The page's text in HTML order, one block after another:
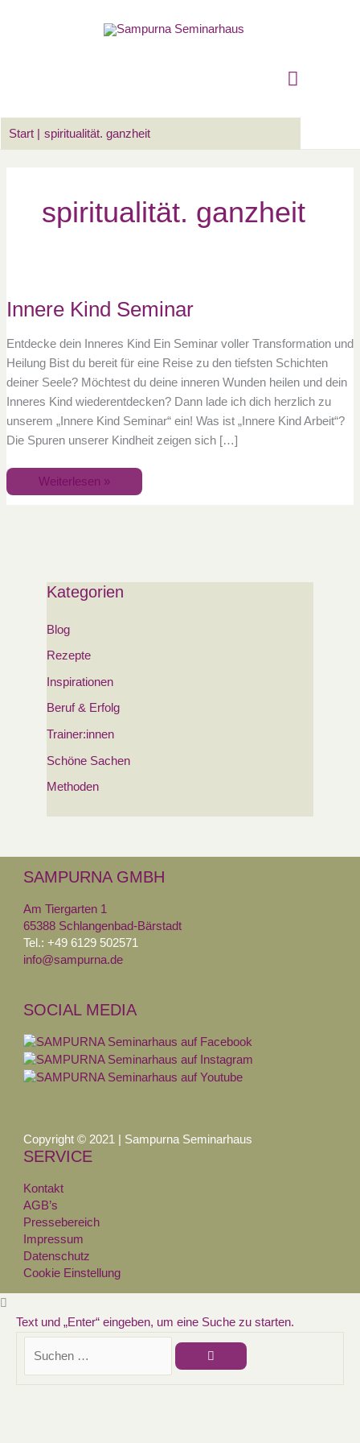
Start spiritualität. ganzheit
spiritualität. ganzheit
Innere Kind Seminar
Entdecke dein Inneres Kind Ein Seminar voller Transformation und
Heilung Bist du bereit für eine Reise zu den tiefsten Schichten
deiner Seele? Möchtest du deine inneren Wunden heilen und dein
Inneres Kind wiederentdecken? Dann lade ich dich herzlich zu
unserem „Innere Kind Seminar“ ein! Was ist „Innere Kind Arbeit“?
Die Spuren unserer Kindheit zeigen sich […]
Weiterlesen »
Kategorien
Blog
Rezepte
Inspirationen
Beruf & Erfolg
Trainer:innen
Schöne Sachen
Methoden
SAMPURNA GMBH
Am Tiergarten 1
65388 Schlangenbad-Bärstadt
Tel.: +49 6129 502571
info@sampurna.de
SOCIAL MEDIA
Copyright © 2021 | Sampurna Seminarhaus
SERVICE
Kontakt
AGB’s
Pressebereich
Impressum
Datenschutz
Cookie Einstellung
Text und „Enter“ eingeben, um eine Suche zu starten.